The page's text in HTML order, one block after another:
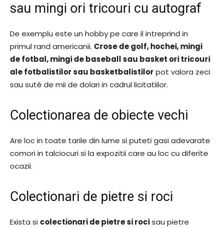
sau mingi ori tricouri cu autograf
De exemplu este un hobby pe care il intreprind in
primul rand americanii. Crose de golf, hochei, mingi
de fotbal, mingi de baseball sau basket ori tricouri
ale fotbalistilor sau basketbalistilor pot valora zeci
sau suté de mii de dolari in cadrul licitatiilor.
Colectionarea de obiecte vechi
Are loc in toate tarile din lume si puteti gasi adevarate
comori in talciocuri si la expozitii care au loc cu diferite
ocazii.
Colectionari de pietre si roci
Exista si colectionari de pietre si rocisau pietre